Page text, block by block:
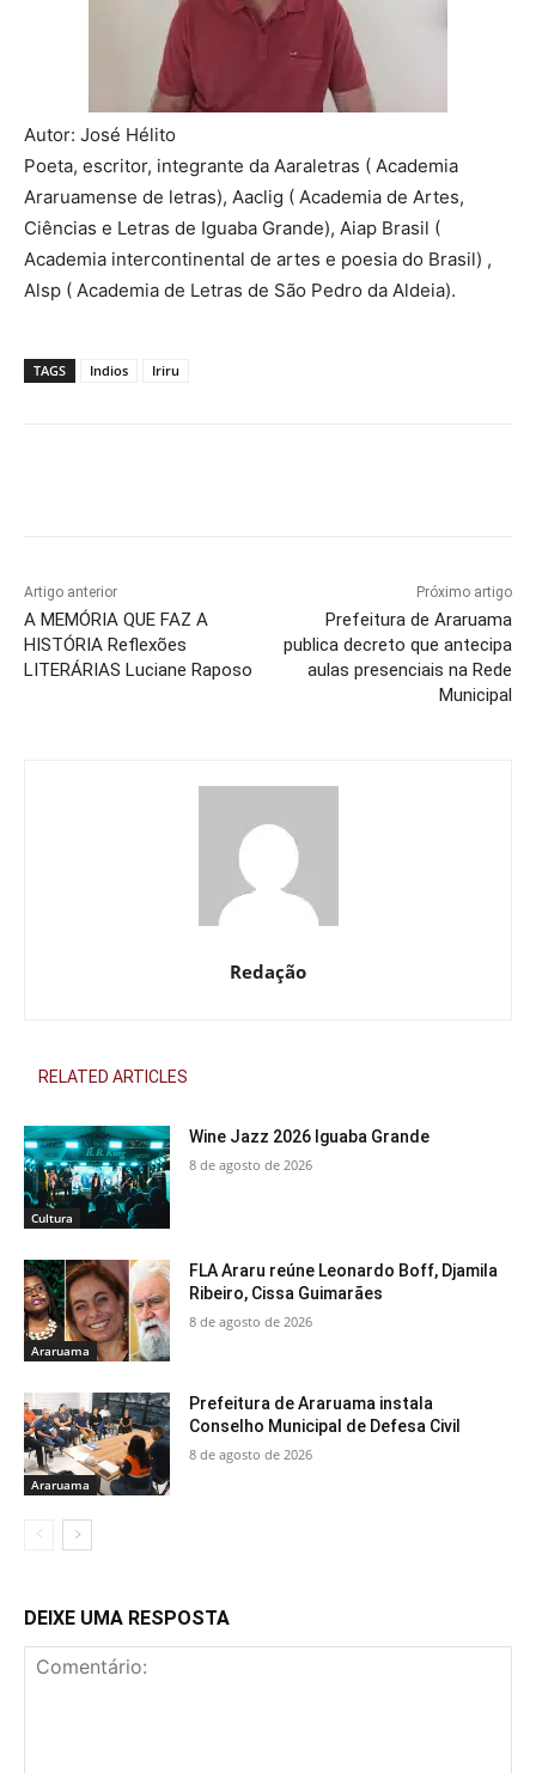
Autor: José Hélito
Poeta, escritor, integrante da Aaraletras ( Academia
Araruamense de letras), Aaclig ( Academia de Artes,
Ciências e Letras de Iguaba Grande), Aiap Brasil (
Academia intercontinental de artes e poesia do Brasil) ,
Alsp ( Academia de Letras de São Pedro da Aldeia).
TAGS Indios Iriru
Artigo anterior
A MEMÓRIA QUE FAZ A
HISTÓRIA Reflexões
LITERÁRIAS Luciane Raposo
Próximo artigo
Prefeitura de Araruama
publica decreto que antecipa
aulas presenciais na Rede
Municipal
Redação
RELATED ARTICLES
Cultura
Wine Jazz 2026 Iguaba Grande
8 de agosto de 2026
Araruama
FLA Araru reúne Leonardo Boff, Djamila
Ribeiro, Cissa Guimarães
8 de agosto de 2026
Araruama
Prefeitura de Araruama instala
Conselho Municipal de Defesa Civil
8 de agosto de 2026
DEIXE UMA RESPOSTA